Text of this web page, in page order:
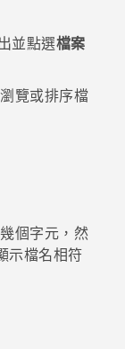
並點選檔案
覽或排序檔
個字元，然
示檔名相符